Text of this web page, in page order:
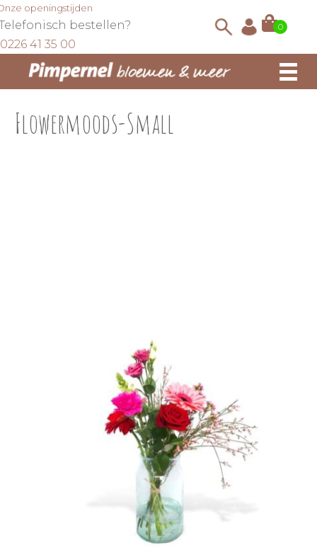
openingstijden
bestellen?
0226 41 35 00
0
Flowermoods-Small